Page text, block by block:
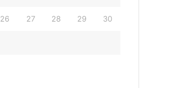
26 27 28 29 30